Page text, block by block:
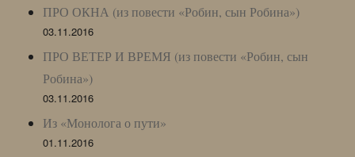
ПРО ОКНА (из повести «Робин, сын Робина»)
03.11.2016
ПРО ВЕТЕР И ВРЕМЯ (из повести «Робин, сын
Робина»)
03.11.2016
Из «Монолога о пути»
01.11.2016